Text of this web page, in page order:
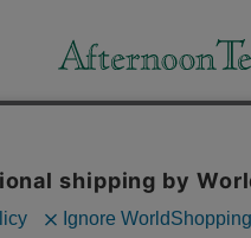
ットなどギフトにぴったりの豊富
ーシャルギフト」サービスもご提